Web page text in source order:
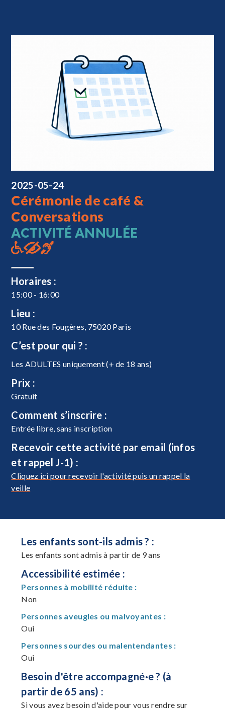
2025-05-24
Cérémonie de café &
Conversations
ACTIVITÉ ANNULÉE
Horaires :
15:00 - 16:00
Lieu :
10 Rue des Fougères, 75020 Paris
C’est pour qui ? :
Les ADULTES uniquement (+ de 18 ans)
Prix :
Gratuit
Comment s’inscrire :
Entrée libre, sans inscription
Recevoir cette activité par email (infos
et rappel J-1) :
Cliquez ici pour recevoir l'activité puis un rappel la
veille
Les enfants sont-ils admis ? :
Les enfants sont admis à partir de 9 ans
Accessibilité estimée :
Personnes à mobilité réduite :
Non
Personnes aveugles ou malvoyantes :
Oui
Personnes sourdes ou malentendantes :
Oui
Besoin d'être accompagné·e ? (à
partir de 65 ans) :
Si vous avez besoin d'aide pour vous rendre sur